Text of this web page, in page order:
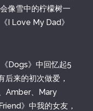
像雪中的柠檬树一
I Love My Dad》
Dogs》中回忆起5
后来的初次做爱，
Amber、Mary
》中我的女友，